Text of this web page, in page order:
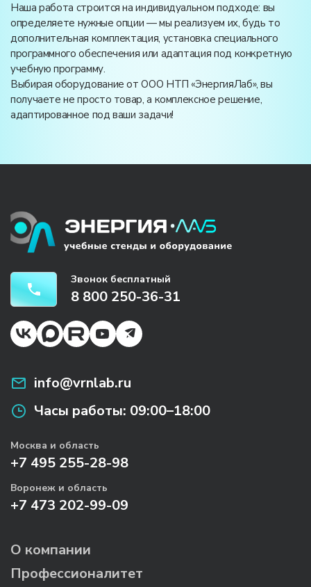
Наша работа строится на индивидуальном подходе: вы
определяете нужные опции — мы реализуем их, будь то
дополнительная комплектация, установка специального
программного обеспечения или адаптация под конкретную
учебную программу.
Выбирая оборудование от ООО НТП «ЭнергияЛаб», вы
получаете не просто товар, а комплексное решение,
адаптированное под ваши задачи!
Звонок бесплатный
8 800 250-36-31
info@vrnlab.ru
Часы работы: 09:00–18:00
Москва и область
+7 495 255-28-98
Воронеж и область
+7 473 202-99-09
О компании
Профессионалитет